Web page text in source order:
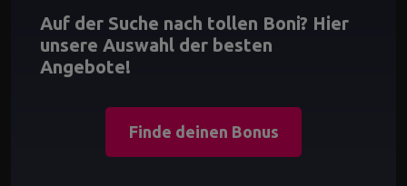
Auf der Suche nach tollen Boni? Hier
unsere Auswahl der besten
Angebote!
Finde deinen Bonus